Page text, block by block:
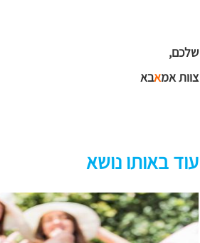
שלכם,
צוות אמאבא
עוד באותו נושא